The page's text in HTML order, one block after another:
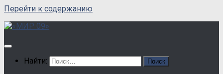
Перейти к содержанию
Найти: